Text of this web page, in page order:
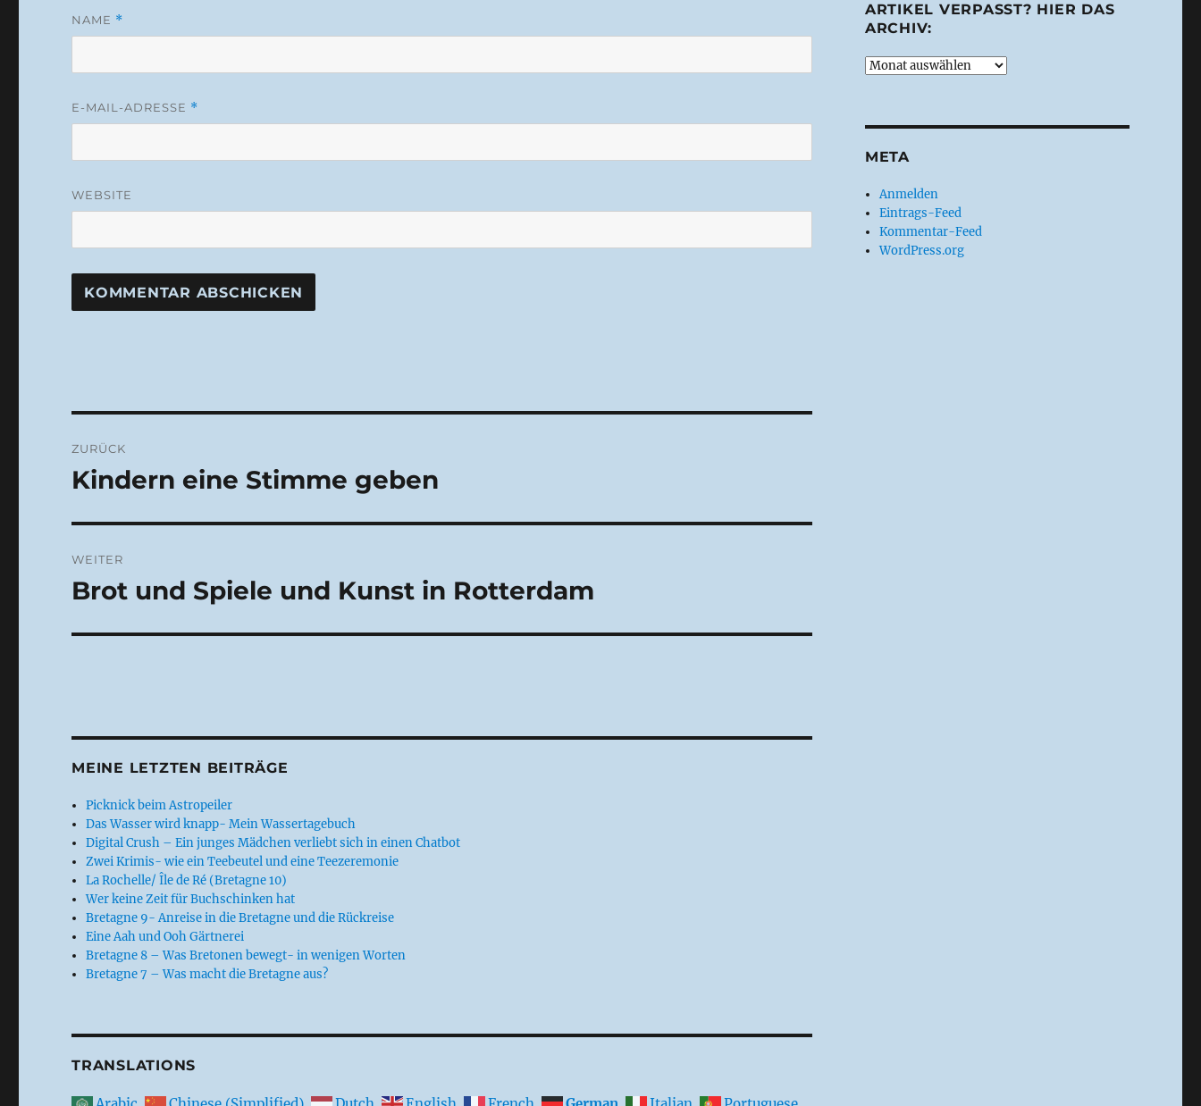
NAME *
E-MAIL-ADRESSE *
WEBSITE
ZURÜCK
Vorheriger
Kindern eine Stimme geben
WEITER
Nächster
Brot und Spiele und Kunst in Rotterdam
MEINE LETZTEN BEITRÄGE
Picknick beim Astropeiler
Das Wasser wird knapp- Mein Wassertagebuch
Digital Crush – Ein junges Mädchen verliebt sich in einen Chatbot
Zwei Krimis- wie ein Teebeutel und eine Teezeremonie
La Rochelle/ Île de Ré (Bretagne 10)
Wer keine Zeit für Buchschinken hat
Bretagne 9- Anreise in die Bretagne und die Rückreise
Eine Aah und Ooh Gärtnerei
Bretagne 8 – Was Bretonen bewegt- in wenigen Worten
Bretagne 7 – Was macht die Bretagne aus?
TRANSLATIONS
ARTIKEL VERPASST? HIER DAS
ARCHIV:
Artikel
META
Anmelden
Eintrags-Feed
Kommentar-Feed
WordPress.org